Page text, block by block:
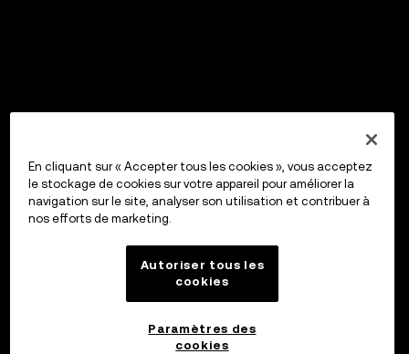
En cliquant sur « Accepter tous les cookies », vous acceptez
le stockage de cookies sur votre appareil pour améliorer la
navigation sur le site, analyser son utilisation et contribuer à
nos efforts de marketing.
Autoriser tous les
cookies
Paramètres des
cookies